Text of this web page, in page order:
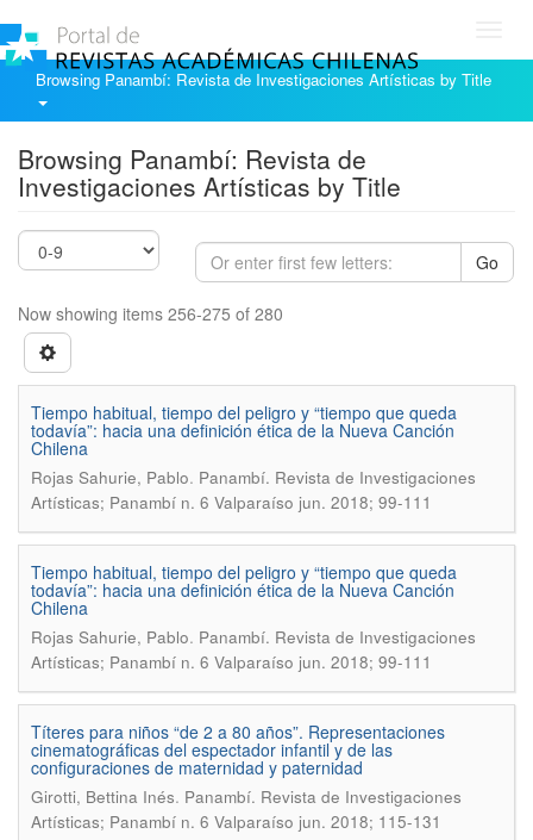
Browsing Panambí: Revista de Investigaciones Artísticas by Title
Browsing Panambí: Revista de
Investigaciones Artísticas by Title
Go
Now showing items 256-275 of 280
Tiempo habitual, tiempo del peligro y “tiempo que queda
todavía”: hacia una definición ética de la Nueva Canción
Chilena
Rojas Sahurie, Pablo. Panambí. Revista de Investigaciones
Artísticas; Panambí n. 6 Valparaíso jun. 2018; 99-111
Tiempo habitual, tiempo del peligro y “tiempo que queda
todavía”: hacia una definición ética de la Nueva Canción
Chilena
Rojas Sahurie, Pablo. Panambí. Revista de Investigaciones
Artísticas; Panambí n. 6 Valparaíso jun. 2018; 99-111
Títeres para niños “de 2 a 80 años”. Representaciones
cinematográficas del espectador infantil y de las
configuraciones de maternidad y paternidad
Girotti, Bettina Inés. Panambí. Revista de Investigaciones
Artísticas; Panambí n. 6 Valparaíso jun. 2018; 115-131